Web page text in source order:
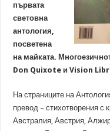
първата
световна
антология,
посветена
на майката.
Don Quixote и Vision
На страниците на
превод – стихотворения с
Австралия, Австрия,